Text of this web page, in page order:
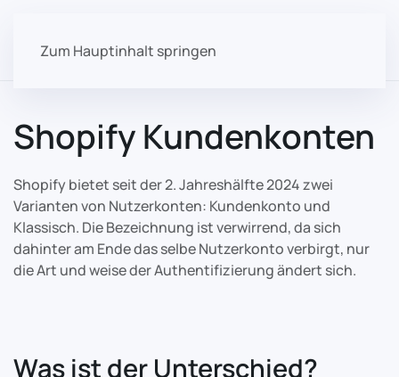
Zum Hauptinhalt springen
Shopify Kundenkonten
Shopify bietet seit der 2. Jahreshälfte 2024 zwei
Varianten von Nutzerkonten: Kundenkonto und
Klassisch. Die Bezeichnung ist verwirrend, da sich
dahinter am Ende das selbe Nutzerkonto verbirgt, nur
die Art und weise der Authentifizierung ändert sich.
Was ist der Unterschied?